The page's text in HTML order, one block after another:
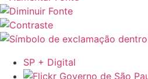
SP + Digital